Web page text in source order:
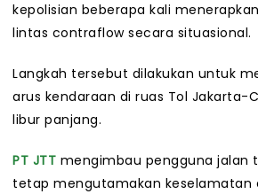
kepolisian beberapa kali
lintas contraflow secara situasional.
Langkah tersebut dilakukan untuk
arus kendaraan di ruas Tol Jakarta-
libur panjang.
PT JTT mengimbau pengguna jalan
tetap mengutamakan keselamatan